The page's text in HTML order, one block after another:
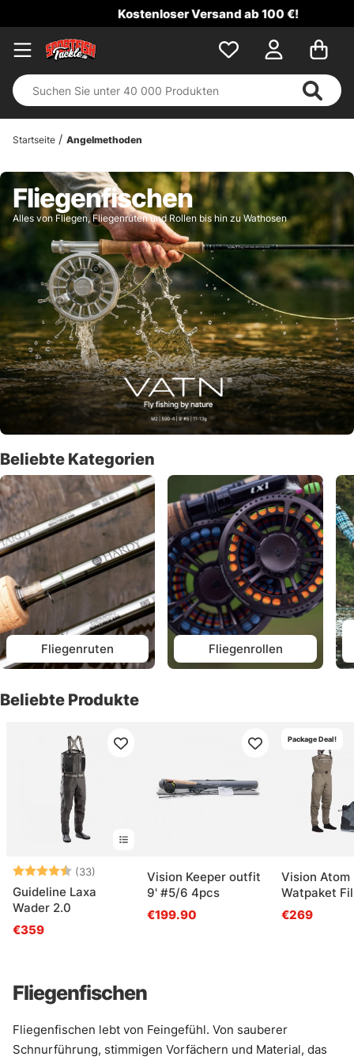
Kostenloser Versand ab 100 €!
Startseite Angelmethoden
Fliegenfischen
Alles von Fliegen, Fliegenruten und Rollen bis hin zu Wathosen
Beliebte Kategorien
Fliegenruten Fliegenrollen
Beliebte Produkte
Bewertung:(33)
4.6 von 5 Sternen
Guideline Laxa
Wader 2.0
€359
Vision Keeper outfit
9' #5/6 4pcs
€199.90
Package Deal!
Vision Atom
Watpaket
€269
Fliegenfischen
Fliegenfischen lebt von Feingefühl. Von sauberer
Schnurführung, stimmigen Vorfächern und Material, das